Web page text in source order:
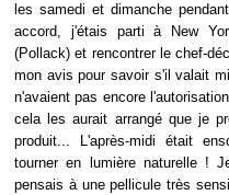
les samedi et dimanche
accord, j'étais parti à New
(Pollack) et rencontrer le chef-
mon avis pour savoir s'il valait
n'avaient pas encore
cela les aurait arrangé que je
produit... L'après-midi était
tourner en lumière naturelle !
pensais à une pellicule très